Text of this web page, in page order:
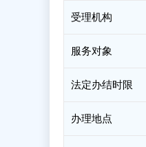
受理机构
服务对象
法定办结时限
办理地点